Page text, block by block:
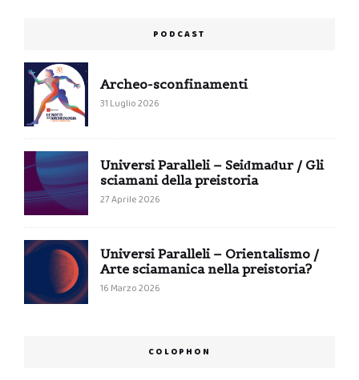
PODCAST
Archeo-sconfinamenti
31 Luglio 2026
Universi Paralleli – Seiđmađur / Gli
sciamani della preistoria
27 Aprile 2026
Universi Paralleli – Orientalismo /
Arte sciamanica nella preistoria?
16 Marzo 2026
COLOPHON